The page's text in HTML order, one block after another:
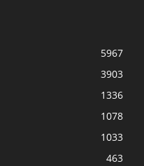
5967
3903
1336
1078
1033
463